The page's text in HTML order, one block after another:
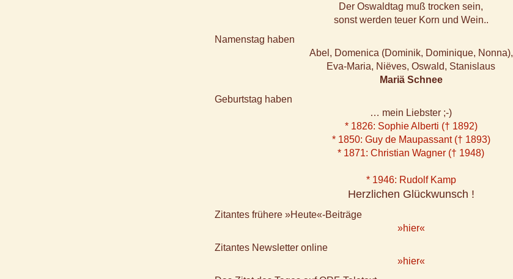
Der Oswaldtag muß trocken sein,
sonst werden teuer Korn und Wein..
Namenstag haben
Abel, Domenica (Dominik, Dominique, Nonna),
Eva-Maria, Niëves, Oswald, Stanislaus
Mariä Schnee
Geburtstag haben
… mein Liebster ;-)
* 1826: Sophie Alberti († 1892)
* 1850: Guy de Maupassant († 1893)
* 1871: Christian Wagner († 1948)
* 1946: Rudolf Kamp
Herzlichen Glückwunsch !
Zitantes frühere »Heute«-Beiträge
»hier«
Zitantes Newsletter online
»hier«